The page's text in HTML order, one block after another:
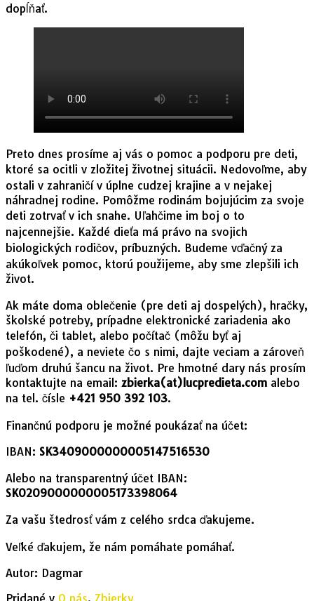
dopĺňať.
Preto dnes prosíme aj vás o pomoc a podporu pre deti,
ktoré sa ocitli v zložitej životnej situácii. Nedovoľme, aby
ostali v zahraničí v úplne cudzej krajine a v nejakej
náhradnej rodine. Pomôžme rodinám bojujúcim za svoje
deti zotrvať v ich snahe. Uľahčime im boj o to
najcennejšie. Každé dieťa má právo na svojich
biologických rodičov, príbuzných. Budeme vďačný za
akúkoľvek pomoc, ktorú použijeme, aby sme zlepšili ich
život.
Ak máte doma oblečenie (pre deti aj dospelých), hračky,
školské potreby, prípadne elektronické zariadenia ako
telefón, či tablet, alebo počítač (môžu byť aj
poškodené), a neviete čo s nimi, dajte veciam a zároveň
ľuďom druhú šancu na život. Pre hmotné dary nás prosím
kontaktujte na email: zbierka(at)lucpredieta.com alebo
na tel. čísle +421 950 392 103.
Finančnú podporu je možné poukázať na účet:
IBAN: SK3409000000005147516530
Alebo na transparentný účet IBAN:
SK0209000000005173398064
Za vašu štedrosť vám z celého srdca ďakujeme.
Veľké ďakujem, že nám pomáhate pomáhať.
Autor: Dagmar
Pridané v O nás, Zbierky